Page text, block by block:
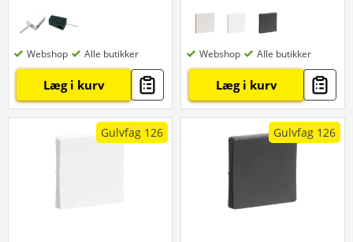
Webshop Alle butikker
Læg i kurv
Webshop Alle butikker
Læg i kurv
Gulvfag 126 Gulvfag 126